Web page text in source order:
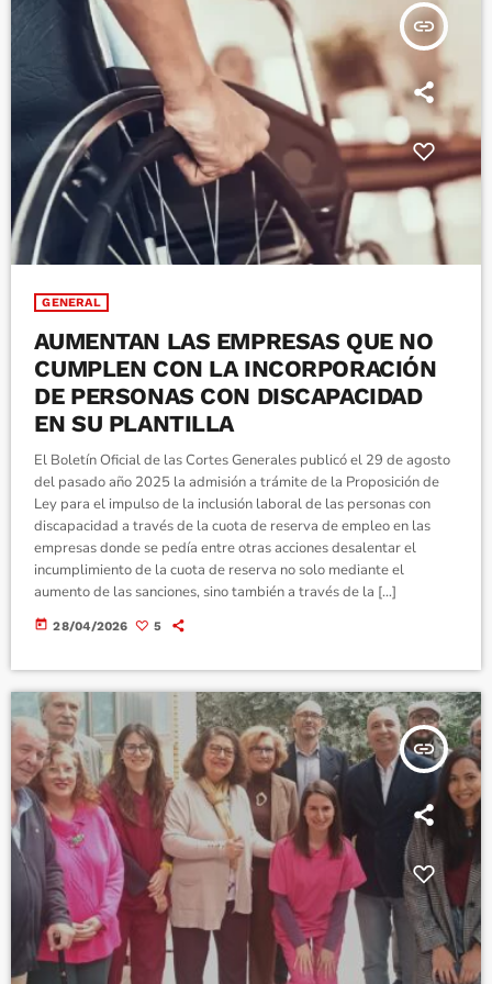
insert_link
GENERAL
AUMENTAN LAS EMPRESAS QUE NO
CUMPLEN CON LA INCORPORACIÓN
DE PERSONAS CON DISCAPACIDAD
EN SU PLANTILLA
El Boletín Oficial de las Cortes Generales publicó el 29 de agosto
del pasado año 2025 la admisión a trámite de la Proposición de
Ley para el impulso de la inclusión laboral de las personas con
discapacidad a través de la cuota de reserva de empleo en las
empresas donde se pedía entre otras acciones desalentar el
incumplimiento de la cuota de reserva no solo mediante el
aumento de las sanciones, sino también a través de la […]
today 28/04/2026 5
insert_link